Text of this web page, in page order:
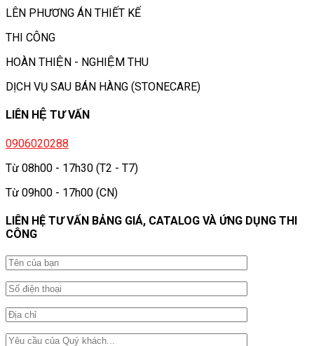
LÊN PHƯƠNG ÁN THIẾT KẾ
THI CÔNG
HOÀN THIỆN - NGHIỆM THU
DỊCH VỤ SAU BÁN HÀNG (STONECARE)
LIÊN HỆ TƯ VẤN
0906020288
Từ 08h00 - 17h30 (T2 - T7)
Từ 09h00 - 17h00 (CN)
LIÊN HỆ TƯ VẤN BẢNG GIÁ, CATALOG VÀ ỨNG DỤNG THI
CÔNG